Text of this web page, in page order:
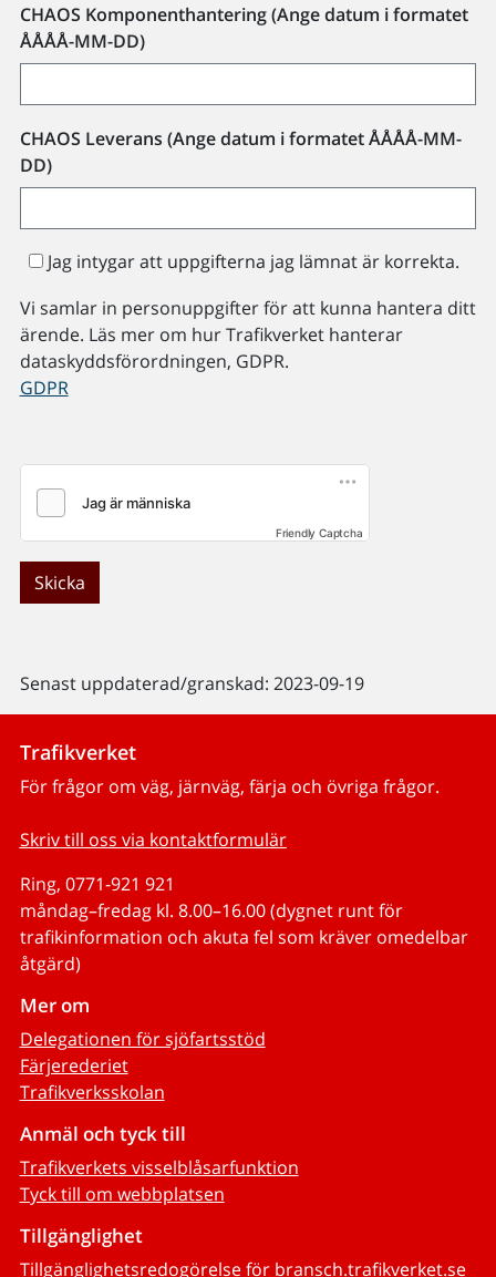
CHAOS Komponenthantering (Ange datum i formatet
ÅÅÅÅ-MM-DD)
CHAOS Leverans (Ange datum i formatet ÅÅÅÅ-MM-
DD)
Jag intygar att uppgifterna jag lämnat är korrekta.
Vi samlar in personuppgifter för att kunna hantera ditt
ärende. Läs mer om hur Trafikverket hanterar
dataskyddsförordningen, GDPR.
GDPR
Friendly Captcha
Skicka
Senast uppdaterad/granskad: 2023-09-19
Trafikverket
För frågor om väg, järnväg, färja och övriga frågor.
Skriv till oss via kontaktformulär
Ring, 0771-921 921
måndag–fredag kl. 8.00–16.00 (dygnet runt för
trafikinformation och akuta fel som kräver omedelbar
åtgärd)
Mer om
Delegationen för sjöfartsstöd
Färjerederiet
Trafikverksskolan
Anmäl och tyck till
Trafikverkets visselblåsarfunktion
Tyck till om webbplatsen
Tillgänglighet
Tillgänglighetsredogörelse för bransch.trafikverket.se